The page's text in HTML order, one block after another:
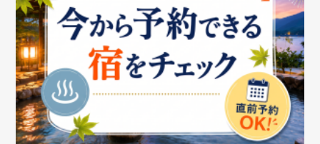
お問い合わせ消費税の表示 ウェブアクセシビリティの取り組み
個人情報保護ポリシープライバシーポータル
Cookieポリシー
特定商取引法に基づく表記情報セキュリティ基本方針
商標についてBIGLOBEトップ